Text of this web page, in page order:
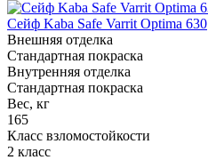
Сейф Kaba Safe Varrit Optima 630
Внешняя отделка
Стандартная покраска
Внутренняя отделка
Стандартная покраска
Вес, кг
165
Класс взломостойкости
2 класс